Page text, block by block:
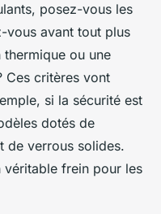
posez-vous les
vous avant tout plus
thermique ou une
Ces critères vont
si la sécurité est
dotés de
de verrous solides.
véritable frein pour les